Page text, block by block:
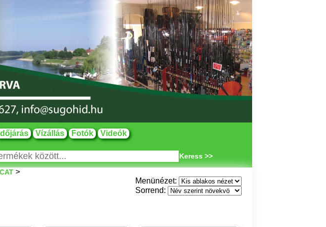
Időjárás Vízállás Fotók Videók
Keress >>
>
Menünézet:
Sorrend: